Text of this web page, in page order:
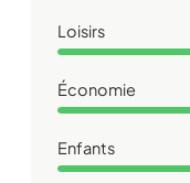
Loisirs
Économie
Enfants